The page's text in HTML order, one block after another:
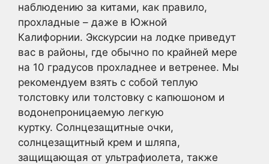
наблюдению за китами, как правило,
прохладные – даже в Южной
Калифорнии. Экскурсии на лодке приведут
вас в районы, где обычно по крайней мере
на 10 градусов прохладнее и ветренее. Мы
рекомендуем взять с собой теплую
толстовку или толстовку с капюшоном и
водонепроницаемую легкую
куртку. Солнцезащитные очки,
солнцезащитный крем и шляпа,
защищающая от ультрафиолета, также